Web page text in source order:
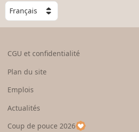
C
h
o
e
u
CGU et confidentialité
Plan du site
Emplois
Actualités
Coup de pouce 2026